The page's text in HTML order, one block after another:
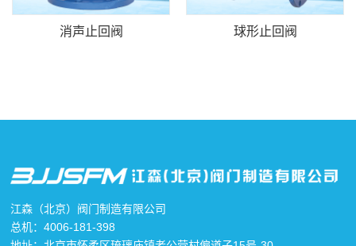
消声止回阀 球形止回阀
江森（北京）阀门制造有限公司
总机：4006-181-398